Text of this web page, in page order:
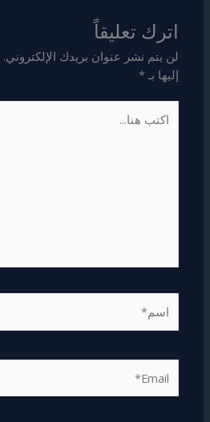
اترك تعليقاً
لن يتم نشر عنوان بريدك الإلكتروني.
إليها بـ*
هنا...